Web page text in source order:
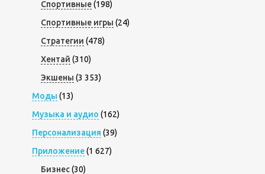
Спортивные(198)
Спортивные игры (24)
Стратегии (478)
Хентай (310)
Экшены (3 353)
Моды (13)
Музыка и аудио (162)
Персонализация (39)
Приложение(1 627)
Бизнес(30)